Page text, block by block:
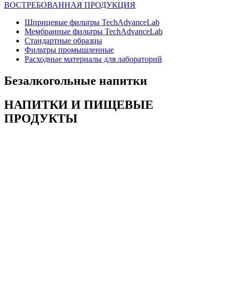
ВОСТРЕБОВАННАЯ ПРОДУКЦИЯ
Шприцевые фильтры TechAdvanceLab
Мембранные фильтры TechAdvanceLab
Стандартные образцы
Фильтры промышленные
Расходные материалы для лабораторий
Безалкогольные напитки
НАПИТКИ И ПИЩЕВЫЕ
ПРОДУКТЫ